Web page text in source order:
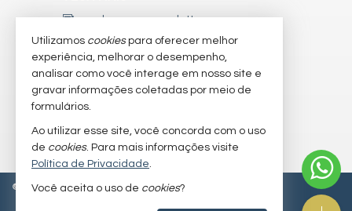
receba nosso newsletter
indicadores financeiros
cadastre seu imóvel
imóveis favoritos
mapa de imóveis
© 2026 CRECI/SC 7179-J Política de Privacidade
Utilizamos cookiespara oferecer melhor
experiência, melhorar o desempenho,
analisar como você interage em nosso site e
gravar informações coletadas por meio de
formulários.
Ao utilizar esse site, você concorda com o uso
de cookies. Para mais informações visite
Política de Privacidade.
Você aceita o uso de cookies?